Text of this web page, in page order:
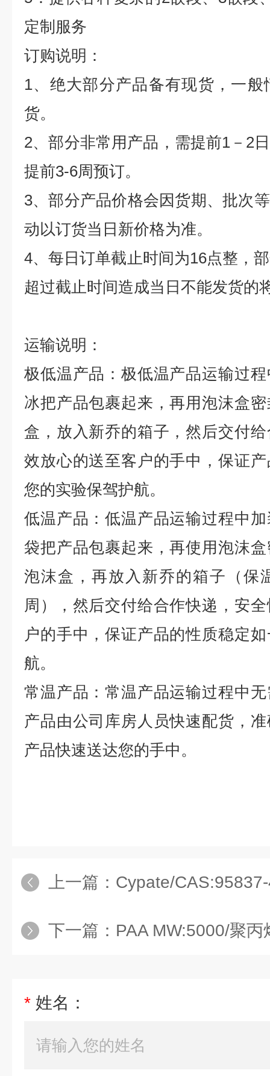
定制服务
订购说明：
1、绝大部分产品备有现货，一
货。
2、部分非常用产品，需提前1 － 2
提前3-6周预订。
3、部分产品价格会因货期、批次
动以订货当日新价格为准。
4、每日订单截止时间为16点整，
超过截止时间造成当日不能发货的
运输说明：
极低温产品：极低温产品运输过
冰把产品包裹起来，再用泡沫盒
盒，放入新乔的箱子，然后交付
效放心的送至客户的手中，保证
您的实验保驾护航。
低温产品：低温产品运输过程中
袋把产品包裹起来，再使用泡沫
泡沫盒，再放入新乔的箱子（保
周），然后交付给合作快递，安
户的手中，保证产品的性质稳定
航。
常温产品：常温产品运输过程中
产品由公司库房人员快速配货，
产品快速送达您的手中。
上一篇： Cypate/CAS:95837-47-
下一篇： PAA MW:5000/聚
* 姓名：